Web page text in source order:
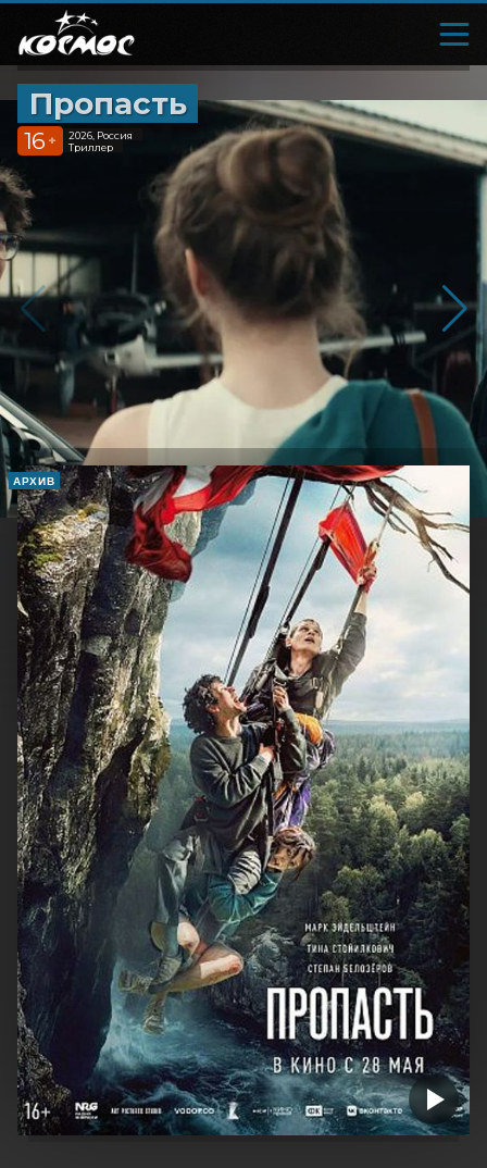
Пропасть
16 +
2026, Россия
Триллер
АРХИВ